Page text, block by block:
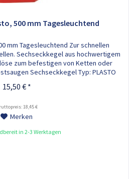
500 mm Tagesleuchtend
mm Tagesleuchtend Zur schnellen
Sechseckkegel aus hochwertigem
zum befestigen von Ketten oder
Sechseckkegel Typ: PLASTO
15,50 € *
18,45 €
Merken
in 2-3 Werktagen